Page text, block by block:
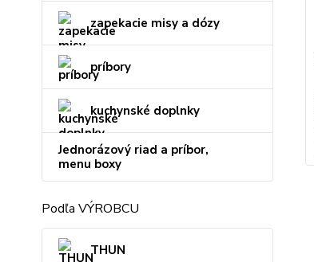
zapekacie misy a dózy
príbory
kuchynské doplnky
Jednorázový riad a príbor,
menu boxy
Podľa VÝROBCU
THUN